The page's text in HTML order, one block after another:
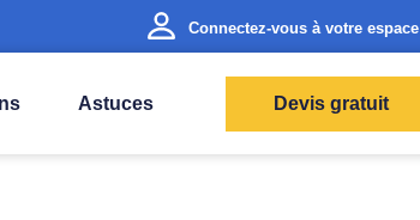
Connectez-vous à votre espace
Astuces Devis gratuit